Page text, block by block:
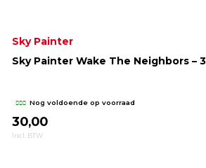
Sky Painter
Sky Painter Wake The Neighbors –
Nog voldoende op voorraad
30,00
Incl. BTW